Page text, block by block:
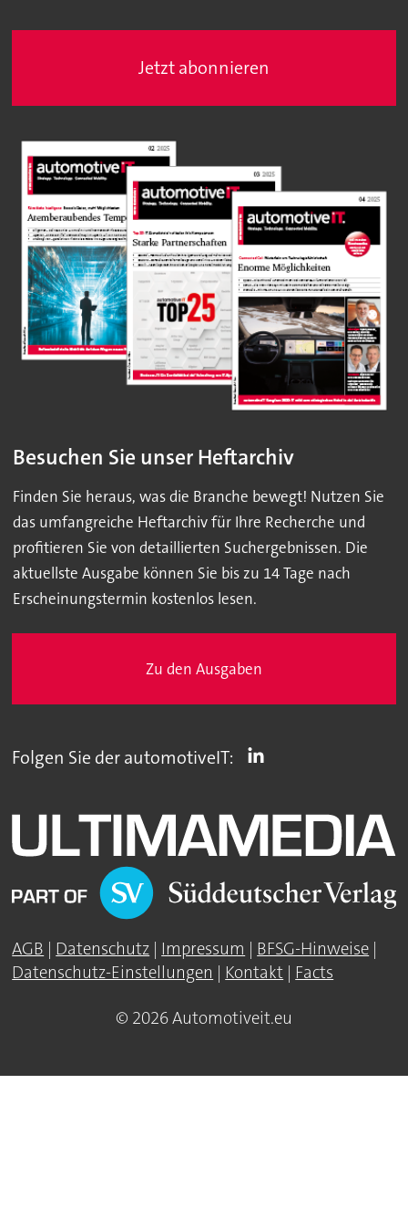
Jetzt abonnieren
Besuchen Sie unser Heftarchiv
Finden Sie heraus, was die Branche bewegt! Nutzen Sie
das umfangreiche Heftarchiv für Ihre Recherche und
profitieren Sie von detaillierten Suchergebnissen. Die
aktuellste Ausgabe können Sie bis zu 14 Tage nach
Erscheinungstermin kostenlos lesen.
Zu den Ausgaben
Folgen Sie der automotiveIT:
AGB | Datenschutz | Impressum | BFSG-Hinweise |
Datenschutz-Einstellungen | Kontakt | Facts
© 2026 Automotiveit.eu